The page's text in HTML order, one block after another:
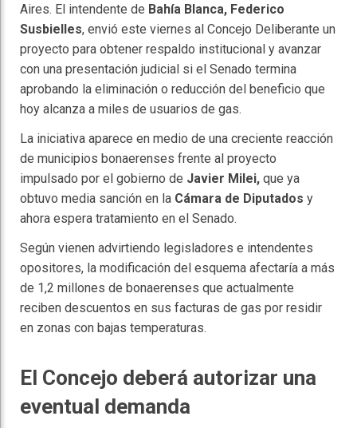
Aires. El intendente de Bahía Blanca, Federico
Susbielles, envió este viernes al Concejo Deliberante un
proyecto para obtener respaldo institucional y avanzar
con una presentación judicial si el Senado termina
aprobando la eliminación o reducción del beneficio que
hoy alcanza a miles de usuarios de gas.
La iniciativa aparece en medio de una creciente reacción
de municipios bonaerenses frente al proyecto
impulsado por el gobierno de Javier Milei, que ya
obtuvo media sanción en la Cámara de Diputados y
ahora espera tratamiento en el Senado.
Según vienen advirtiendo legisladores e intendentes
opositores, la modificación del esquema afectaría a más
de 1,2 millones de bonaerenses que actualmente
reciben descuentos en sus facturas de gas por residir
en zonas con bajas temperaturas.
El Concejo deberá autorizar una
eventual demanda